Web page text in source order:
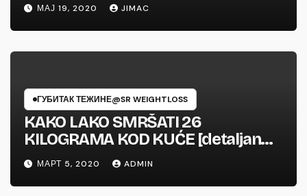
МАЈ 19, 2020 JIMAC
ГУБИТАК ТЕЖИНЕ@SR WEIGHTLOSS
KAKO LAKO SMRŠATI 26
KILOGRAMA KOD KUĆE [detaljan
recept] GOSLIM TEA
МАРТ 5, 2020 ADMIN